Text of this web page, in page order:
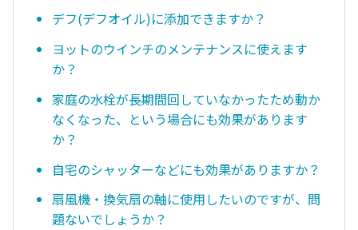
デフ(デフオイル)に添加できますか？
ヨットのウインチのメンテナンスに使えます
か？
家庭の水栓が長期間回していなかったため動か
なくなった、という場合にも効果があります
か？
自宅のシャッターなどにも効果がありますか？
扇風機・換気扇の軸に使用したいのですが、問
題ないでしょうか？